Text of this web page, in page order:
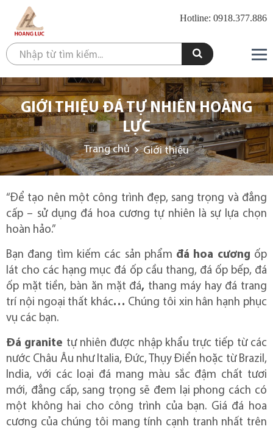
Hotline: 0918.377.886
GIỚI THIỆU ĐÁ TỰ NHIÊN HOÀNG
LỰC
Trang chủ Giới thiệu
“Để tạo nên một công trình đẹp, sang trọng và đẳng
cấp – sử dụng đá hoa cương tự nhiên là sự lựa chọn
hoàn hảo.”
Bạn đang tìm kiếm các sản phẩm đá hoa cương ốp
lát cho các hạng mục đá ốp cầu thang, đá ốp bếp, đá
ốp mặt tiền, bàn ăn mặt đá, thang máy hay đá trang
trí nội ngoại thất khác… Chúng tôi xin hân hạnh phục
vụ các bạn.
Đá granite tự nhiên được nhập khẩu trực tiếp từ các
nước Châu Âu như Italia, Đức, Thụy Điển hoặc từ Brazil,
India, với các loại đá mang màu sắc đậm chất tươi
mới, đẳng cấp, sang trọng sẽ đem lại phong cách có
một không hai cho công trình của bạn. Giá đá hoa
cương của chúng tôi mang tính cạnh tranh nhất trên